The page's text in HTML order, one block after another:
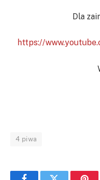
Dla
https://
4 piwa